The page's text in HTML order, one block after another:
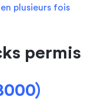
en plusieurs fois
permis